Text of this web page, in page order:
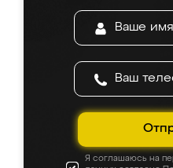
Я соглашаюсь на